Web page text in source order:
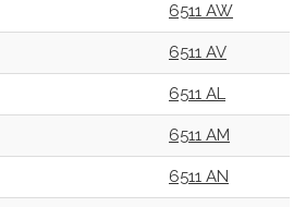
6511 AW
6511 AV
6511 AL
6511 AM
6511 AN